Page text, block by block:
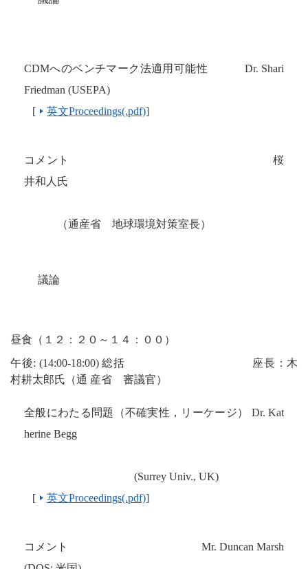
CDMへのベンチマーク法適用可能性 Dr. Shari
Friedman (USEPA)
[
英文Proceedings(.pdf)]
コメント 桜
井和人氏
（通産省 地球環境対策室長）
議論
昼食（１２：２０～１４：００）
午後: (14:00-18:00)総括 座長：木
村耕太郎氏（通 産省 審議官）
全般にわたる問題（不確実性，リーケージ） Dr. Kat
herine Begg
(Surrey Univ., UK)
[
英文Proceedings(.pdf)]
コメント
Mr. Duncan Marsh